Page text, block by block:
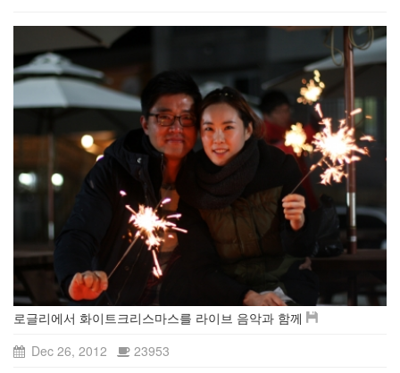
로글리에서 화이트크리스마스를 라이브 음악과 함께
Dec 26, 2012
23953